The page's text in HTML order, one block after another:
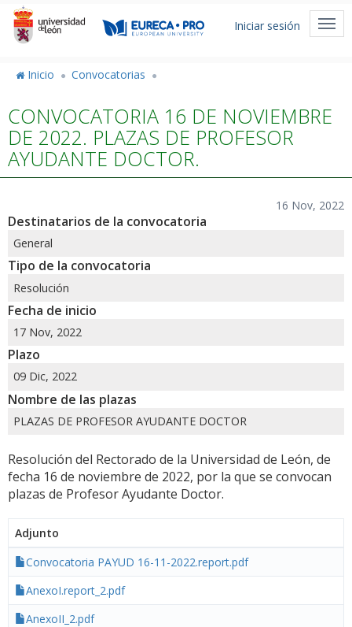
Pasar
contenido
Menú
usuario
Iniciar sesión
Inicio Convocatorias
CONVOCATORIA 16 DE NOVIEMBRE
DE 2022. PLAZAS DE PROFESOR
AYUDANTE DOCTOR.
16 Nov, 2022
Destinatarios de la convocatoria
General
Tipo de la convocatoria
Resolución
Fecha de inicio
17 Nov, 2022
Plazo
09 Dic, 2022
Nombre de las plazas
PLAZAS DE PROFESOR AYUDANTE DOCTOR
Resolución del Rectorado de la Universidad de León, de
fecha 16 de noviembre de 2022, por la que se convocan
plazas de Profesor Ayudante Doctor.
Adjunto
Convocatoria PAYUD 16-11-2022.report.pdf
AnexoI.report_2.pdf
AnexoII_2.pdf